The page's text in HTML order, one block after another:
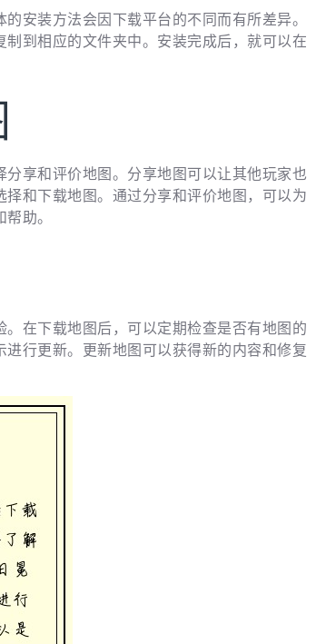
安装方法会因下载平台的不同而有所差异。
到相应的文件夹中。安装完成后，就可以在
享和评价地图。分享地图可以让其他玩家也
和下载地图。通过分享和评价地图，可以为
助。
在下载地图后，可以定期检查是否有地图的
行更新。更新地图可以获得新的内容和修复